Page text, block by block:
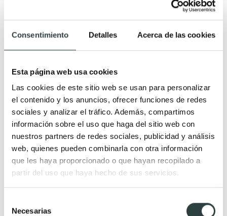
Consentimiento Detalles Acerca de las cookies
Esta página web usa cookies
Las cookies de este sitio web se usan para personalizar
el contenido y los anuncios, ofrecer funciones de redes
sociales y analizar el tráfico. Además, compartimos
información sobre el uso que haga del sitio web con
nuestros partners de redes sociales, publicidad y análisis
web, quienes pueden combinarla con otra información
que les haya proporcionado o que hayan recopilado a
partir del uso que haya hecho de sus servicios.
Necesarias
Lavabo sobre encimera Coycama Tre 50 color
190,82€229,90€ −17%
+ 14
Novedad